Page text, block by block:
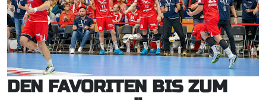
DEN FAVORITEN BIS ZUM